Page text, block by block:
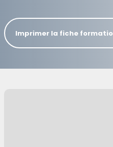
Imprimer la fiche